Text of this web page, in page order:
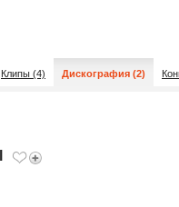
Клипы (4) Дискография (2)